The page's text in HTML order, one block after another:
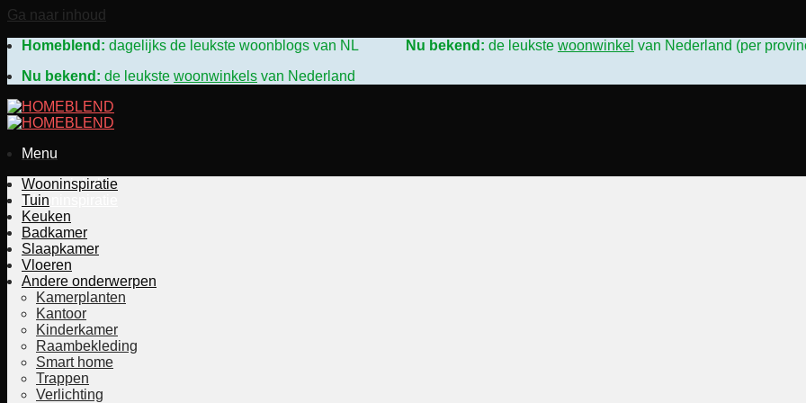
Ga naar inhoud
Homeblend: dagelijks de leukste woonblogs van NL Nu bekend: de leukste woonwinkel van Nederland (per
Nu bekend: de leukste woonwinkels van Nederland
Menu
Woonwinkels
Wooninspiratie
Wooninspiratie
Tuin
Keuken
Badkamer
Slaapkamer
Vloeren
Andere onderwerpen
Kamerplanten
Kantoor
Kinderkamer
Raambekleding
Smart home
Trappen
Verlichting